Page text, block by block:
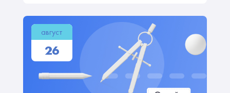
август
26